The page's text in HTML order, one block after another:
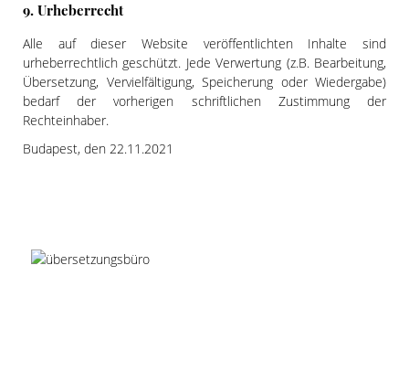
9. Urheberrecht
Alle auf dieser Website veröffentlichten Inhalte sind
urheberrechtlich geschützt. Jede Verwertung (z.B. Bearbeitung,
Übersetzung, Vervielfältigung, Speicherung oder Wiedergabe)
bedarf der vorherigen schriftlichen Zustimmung der
Rechteinhaber.
Budapest, den 22.11.2021